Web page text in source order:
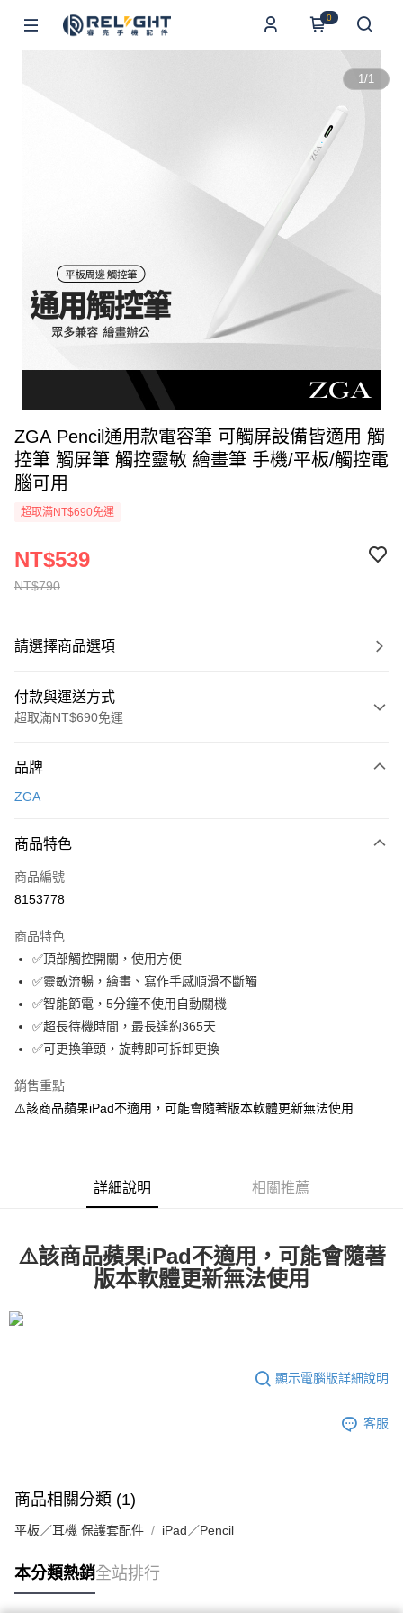
0
1/1
ZGA Pencil通用款電容筆 可觸屏設備皆適用 觸
控筆 觸屏筆 觸控靈敏 繪畫筆 手機/平板/觸控電
腦可用
超取滿NT$690免運
NT$790
NT$539
請選擇商品選項
付款與運送方式
超取滿NT$690免運
信用卡一次付款
LINE Pay
Apple Pay
悠遊付
ATM付款
運送方式
全家取貨付款
付款後全家取貨
每筆NT$65，滿NT$690(含以上)免運費
每筆NT$65，滿NT$690(含以上)免運費
品牌
ZGA
商品特色
商品編號
8153778
商品特色
✅頂部觸控開關，使用方便
✅靈敏流暢，繪畫、寫作手感順滑不斷觸
✅智能節電，5分鐘不使用自動關機
✅超長待機時間，最長達約365天
✅可更換筆頭，旋轉即可拆卸更換
銷售重點
⚠️該商品蘋果iPad不適用，可能會隨著版本軟體更新無法使用
詳細說明 相關推薦
⚠️該商品蘋果iPad不適用，可能會隨著
版本軟體更新無法使用
顯示電腦版詳細說明
客服
商品相關分類 (1)
平板／耳機 保護套配件 iPad／Pencil
本分類熱銷全站排行